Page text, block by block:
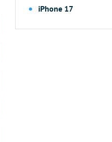
iPhone 17